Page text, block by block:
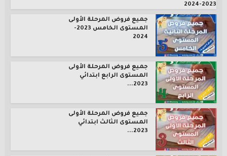
2023-2024
جميع فروض المرحلة الأولى
المستوى الخامس 2023-
2024
جميع فروض المرحلة الأولى
المستوى الرابع ابتدائي
2023...
جميع فروض المرحلة الأولى
المستوى الثالث ابتدائي
2023...